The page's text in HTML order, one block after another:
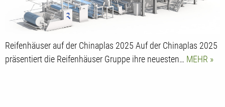
Reifenhäuser auf der Chinaplas 2025 Auf der Chinaplas 2025
präsentiert die Reifenhäuser Gruppe ihre neuesten… MEHR